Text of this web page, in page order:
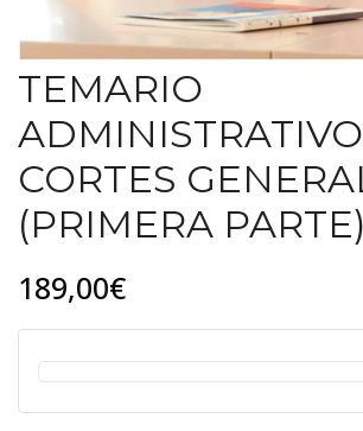
TEMARIO
CORTES
(PRIMERA
189,00€